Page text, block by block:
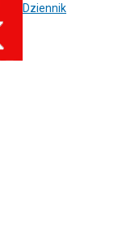
Dziennik